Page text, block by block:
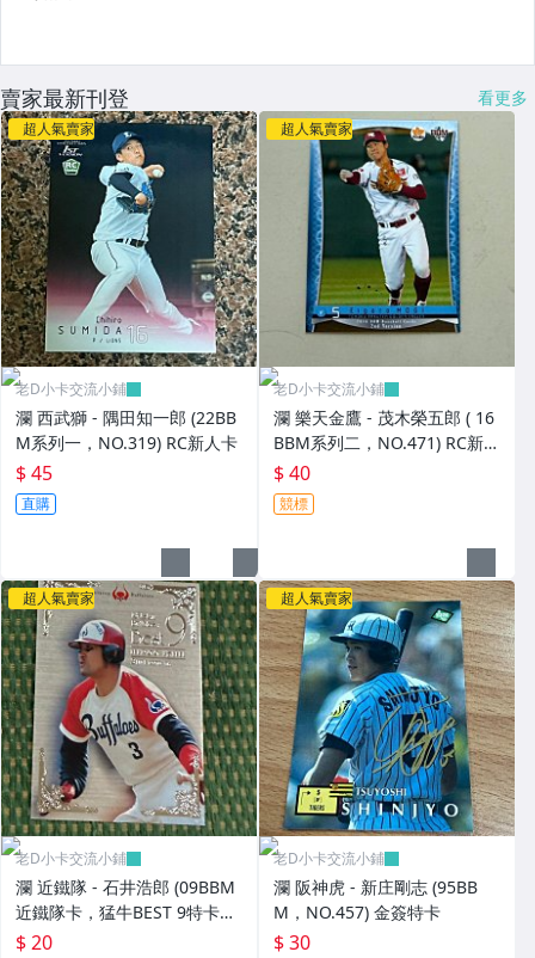
賣家最新刊登 看更多
超人氣賣家
老D小卡交流小鋪
瀾 西武獅 - 隅田知一郎 (22BB
M系列一，NO.319) RC新人卡
$ 45
直購
超人氣賣家
老D小卡交流小鋪
瀾 樂天金鷹 - 茂木榮五郎 ( 16
BBM系列二，NO.471) RC新人
卡
$ 40
競標
超人氣賣家
老D小卡交流小鋪
瀾 近鐵隊 - 石井浩郎 (09BBM
近鐵隊卡，猛牛BEST 9特卡，
NO.B3) 狼主
$ 20
超人氣賣家
老D小卡交流小鋪
瀾 阪神虎 - 新庄剛志 (95BB
M，NO.457) 金簽特卡
$ 30